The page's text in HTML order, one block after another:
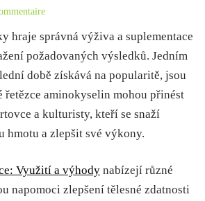
hraje správná výživa a suplementace
požadovaných výsledků. Jedním
době získává na popularitě, jsou
řetězce aminokyselin mohou přinést
a kulturisty, kteří se snaží
hmotu a zlepšit své výkony.
Využití a výhody nabízejí různé
napomoci zlepšení tělesné zdatnosti